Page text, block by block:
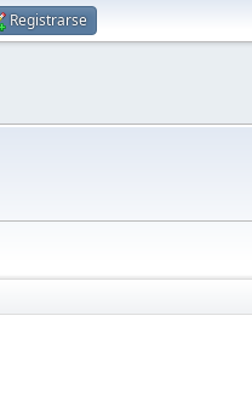
Registrarse